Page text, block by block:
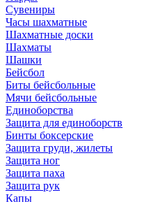
Сувениры
Часы шахматные
Шахматные доски
Шахматы
Шашки
Бейсбол
Биты бейсбольные
Мячи бейсбольные
Единоборства
Защита для единоборств
Бинты боксерские
Защита груди, жилеты
Защита ног
Защита паха
Защита рук
Капы